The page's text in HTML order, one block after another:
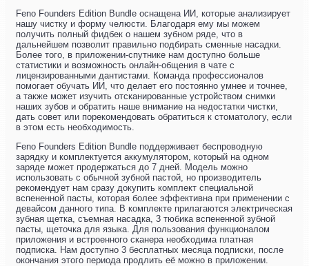
Feno Founders Edition Bundle оснащена ИИ, которые анализирует
нашу чистку и форму челюсти. Благодаря ему мы можем
получить полный фидбек о нашем зубном ряде, что в
дальнейшем позволит правильно подбирать сменные насадки.
Более того, в приложении-спутнике нам доступно больше
статистики и возможность онлайн-общения в чате с
лицензированными дантистами. Команда профессионалов
помогает обучать ИИ, что делает его постоянно умнее и точнее,
а также может изучить отсканированные устройством снимки
наших зубов и обратить наше внимание на недостатки чистки,
дать совет или порекомендовать обратиться к стоматологу, если
в этом есть необходимость.
Feno Founders Edition Bundle поддерживает беспроводную
зарядку и комплектуется аккумулятором, который на одном
заряде может продержаться до 7 дней. Модель можно
использовать с обычной зубной пастой, но производитель
рекомендует нам сразу докупить комплект специальной
вспененной пасты, которая более эффективна при применении с
девайсом данного типа. В комплекте прилагаются электрическая
зубная щетка, съемная насадка, 3 тюбика вспененной зубной
пасты, щеточка для языка. Для пользования функционалом
приложения и встроенного сканера необходима платная
подписка. Нам доступно 3 бесплатных месяца подписки, после
окончания этого периода продлить её можно в приложении.